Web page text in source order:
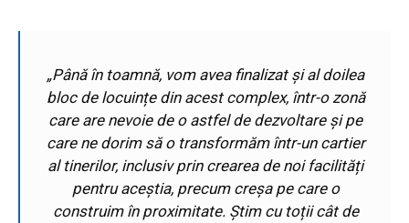
„Până în toamnă, vom avea finalizat și al doilea
bloc de locuințe din acest complex, într-o zonă
care are nevoie de o astfel de dezvoltare și pe
care ne dorim să o transformăm într-un cartier
al tinerilor, inclusiv prin crearea de noi facilități
pentru aceștia, precum creșa pe care o
construim în proximitate. Știm cu toții cât de